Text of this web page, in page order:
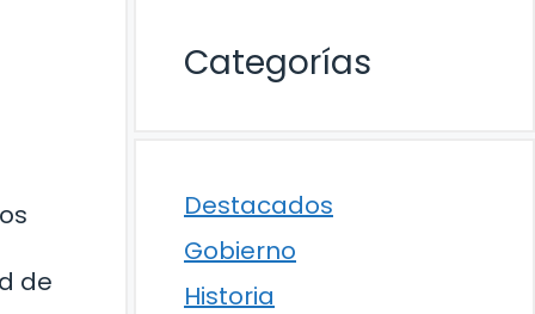
de
Categorías
Destacados
Gobierno
Historia